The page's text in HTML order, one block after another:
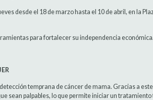
desde el 18 de marzo hasta el 10 de abril, en la
para fortalecer su independencia
temprana de cáncer de mama. Gracias a
sean palpables, lo que permite iniciar un